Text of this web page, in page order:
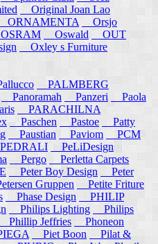
Original Joan Lao
ORNAMENTA
Orsjo
Oswald
OUT
Oxley s Furniture
PALMBERG
Panoramah Panzeri
Paola
PARACHILNA
Paschen Pastoe
Patty
Paustian Paviom
PCM
PeLiDesign
Pergo
Perletta Carpets
Peter Boy Design
Peter
Gruppen
Petite Friture
Phase Design
PHILIP
Philips Lighting
Philips
Phillip Jeffries
Phoneon
Piet Boon
Pilat &